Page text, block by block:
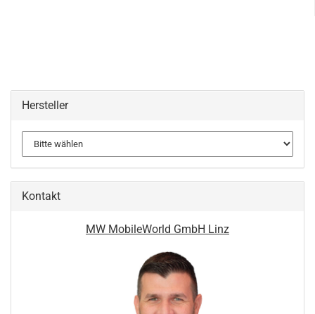
Hersteller
Kontakt
MW MobileWorld GmbH Linz